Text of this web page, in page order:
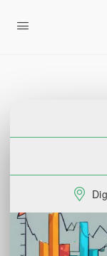
Plats: